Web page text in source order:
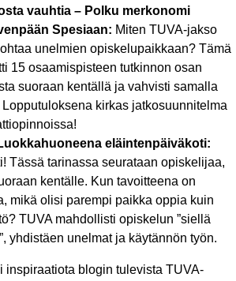
vauhtia – Polku merkonomi
Spesiaan: Miten TUVA-jakso
unelmien opiskelupaikkaan? Tämä
15 osaamispisteen tutkinnon osan
suoraan kentällä ja vahvisti samalla
kirkas jatkosuunnitelma
eläintenpäiväkoti:
Tässä tarinassa seurataan opiskelijaa,
kentälle. Kun tavoitteena on
mikä olisi parempi paikka oppia kuin
TUVA mahdollisti opiskelun ”siellä
yhdistäen unelmat ja käytännön työn.
inspiraatiota blogin tulevista TUVA-